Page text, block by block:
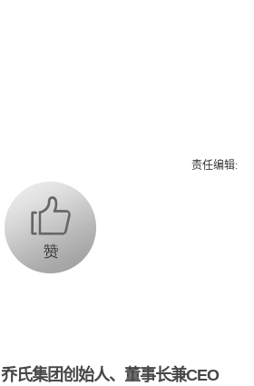
责任编辑:
乔氏集团创始人、董事长兼CEO